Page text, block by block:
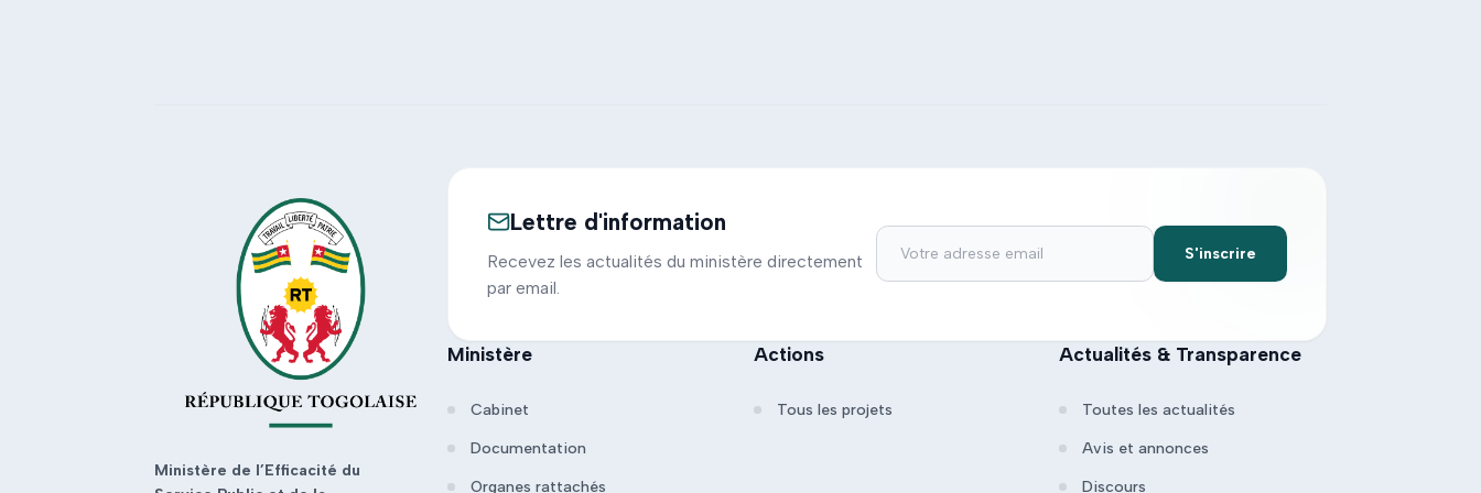
Ministère de l’Efficacité du
Lettre d'information
Recevez les actualités du ministère directement
par email.
S'inscrire
Ministère
Cabinet
Documentation
Organes rattachés
Actions
Tous les projets
Actualités & Transparence
Toutes les actualités
Avis et annonces
Discours